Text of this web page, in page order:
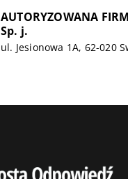
AUTORYZOWANA
Sp. j.
ul. Jesionowa 1A, 62-020